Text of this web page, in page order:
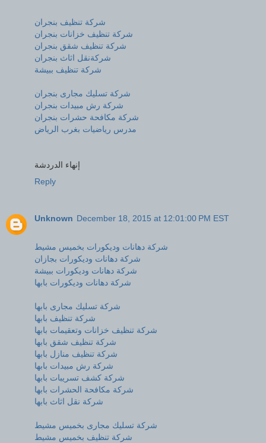
شركة تنظيف بنجران
شركة تنظيف خزانات بنجران
شركة تنظيف شقق بنجران
شركةنقل اثاث بنجران
شركة تنظيف ببيشة
شركة تسليك مجارى بنجران
شركة رش مبيدات بنجران
شركة مكافحة حشرات بنجران
مدرس رياضيات بغرب الرياض
إنهاء الدردشة
Reply
Unknown December 18, 2015 at 12:01:00 PM EST
شركة دهانات وديكورات بخميس مشيط
شركة دهانات وديكورات بجازان
شركة دهانات وديكورات ببيشة
شركة دهانات وديكورات بابها
شركة تسليك مجارى بابها
شركة تنظيف بابها
شركة تنظيف خزانات وتعقيمات بابها
شركة تنظيف شقق بابها
شركة تنظيف منازل بابها
شركة رش مبيدات بابها
شركة كشف تسريبات بابها
شركة مكافحة الحشرات بابها
شركة نقل اثاث بابها
شركة تسليك مجارى بخميس مشيط
شركة تنظيف بخميس مشيط